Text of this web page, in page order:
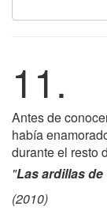
11.
Antes de
había
durante el resto
"Las ardillas
(2010)